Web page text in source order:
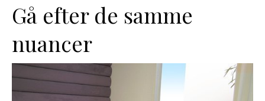
Gå efter de samme
nuancer